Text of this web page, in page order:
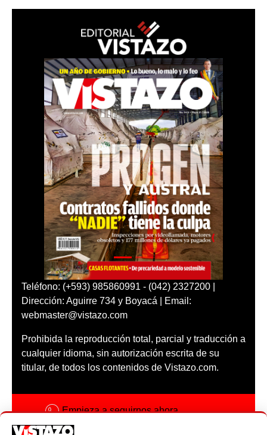
Teléfono: (+593) 985860991 - (042) 2327200 |
Dirección: Aguirre 734 y Boyacá | Email:
webmaster@vistazo.com
Prohibida la reproducción total, parcial y traducción a
cualquier idioma, sin autorización escrita de su
titular, de todos los contenidos de Vistazo.com.
Empieza a seguirnos ahora